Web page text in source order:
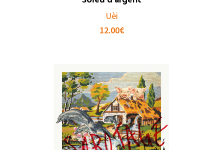
Uèi
12.00€